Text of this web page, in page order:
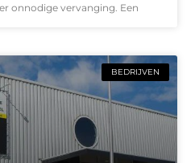
onnodige vervanging. Een
BEDRIJVEN